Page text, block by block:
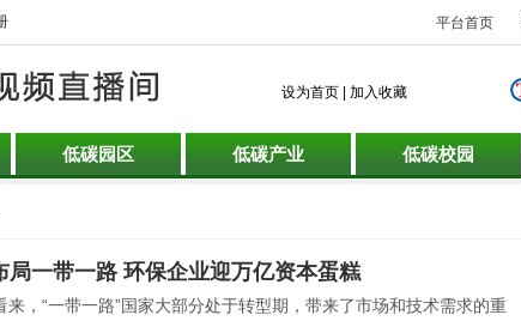
平台首页
设为首页 加入收藏
低碳园区 低碳产业 低碳校园
局一带一路 环保企业迎万亿资本蛋糕
来，“一带一路”国家大部分处于转型期，带来了市场和技术需求的重